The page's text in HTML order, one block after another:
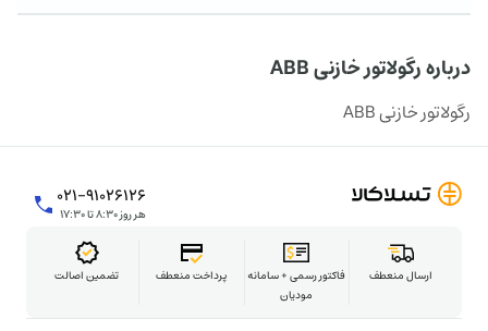
درباره رگولاتور خازنی ABB
رگولاتور خازنی ABB
۰۲۱-۹۱۰۲۶۱۲۶
هر روز ۸:۳۰ تا ۱۷:۳۰
تضمین اصالت پرداخت منعطف
فاکتور رسمی + سامانه
مودیان
ارسال منعطف